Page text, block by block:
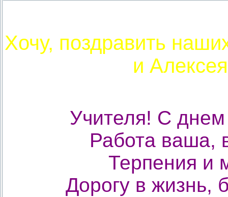
Хочу, поздравить
и
Учителя! С
Работа ваша,
Терпения и
Дорогу в жизнь,